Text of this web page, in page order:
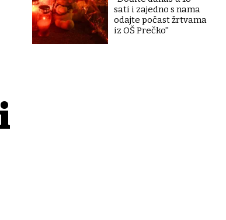
sati i zajedno s nama
odajte počast žrtvama
iz OŠ Prečko''